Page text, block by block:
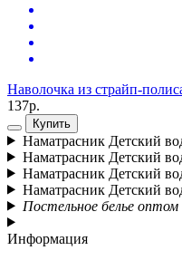
Наволочка из страйп-
137р.
Купить
Наматрасник Детский
Наматрасник Детский
Наматрасник Детский
Наматрасник Детский
Постельное белье
Информация